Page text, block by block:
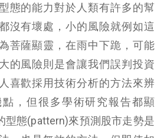
態的能力對於人類有許多的幫
沒有壞處，小的風險就例如這
菩薩顯靈，在雨中下跪，可能
的風險則是會讓我們誤判投資
喜歡採用技術分析的方法來辨
，但很多學術研究報告都顯
型態(pattern)來預測股市走勢是